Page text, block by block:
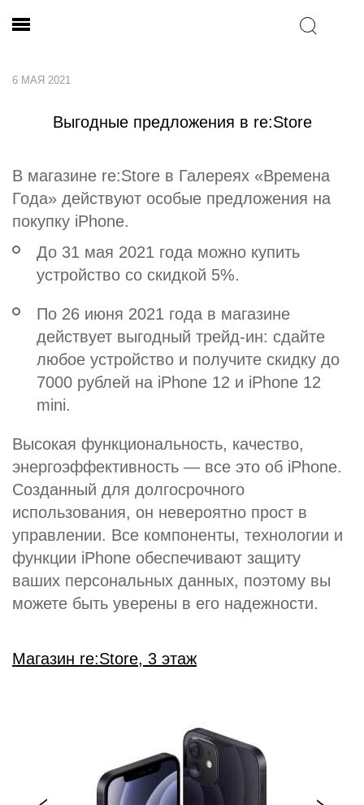
6 МАЯ 2021
Выгодные предложения в re:Store
В магазине re:Store в Галереях «Времена
Года» действуют особые предложения на
покупку iPhone.
До 31 мая 2021 года можно купить
устройство со скидкой 5%.
По 26 июня 2021 года в магазине
действует выгодный трейд-ин: сдайте
любое устройство и получите скидку до
7000 рублей на iPhone 12 и iPhone 12
mini.
Высокая функциональность, качество,
энергоэффективность — все это об iPhone.
Созданный для долгосрочного
использования, он невероятно прост в
управлении. Все компоненты, технологии и
функции iPhone обеспечивают защиту
ваших персональных данных, поэтому вы
можете быть уверены в его надежности.
Магазин re:Store, 3 этаж